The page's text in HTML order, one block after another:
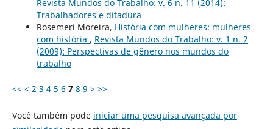
Revista Mundos do Trabalho: v. 6 n. 11 (2014):
Trabalhadores e ditadura
Rosemeri Moreira, História com mulheres: mulheres
com história , Revista Mundos do Trabalho: v. 1 n. 2
(2009): Perspectivas de gênero nos mundos do
trabalho
<< < 2 3 4 5 6 7 8 9 > >>
Você também pode iniciar uma pesquisa avançada por